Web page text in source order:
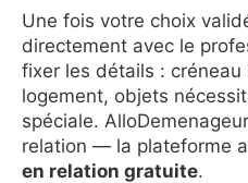
Une fois votre choix
directement avec le
fixer les détails : créneau
logement, objets
spéciale.
relation — la plateforme
en relation gratuite.